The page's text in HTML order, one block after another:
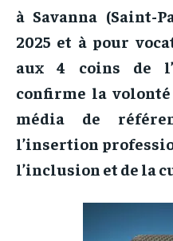
à Savanna (Saint-
2025 et à pour
aux 4 coins de
confirme la
média de
l’insertion
l’inclusion et de la